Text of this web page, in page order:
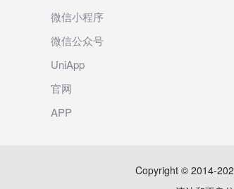
微信小程序
微信公众号
UniApp
官网
APP
Copyright © 2014-